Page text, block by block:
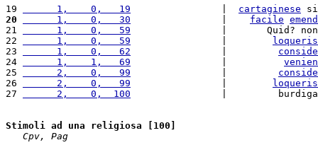
19
      1,    0,   19
cartaginese
20
      1,    0,   30
facile
21
      1,    0,   59
|       Quid?
22
      1,    0,   59
loqueris
23
      1,    0,   62
24
      1,    1,   69
25
      2,    0,   99
26
      2,    0,   99
loqueris
27
      2,    0,  100
|
Stimoli ad una religiosa [100]
Cpv, Pag